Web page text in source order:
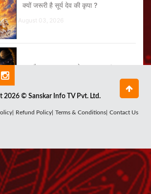
क्यों जरूरी है सूर्य देव की कृपा ?
August 03, 2026
क्या है राहु ग्रह का सबसे बड़ा रहस्य ?
शनि देव का पूजन क्यों है जरूरी ?
July 25, 2026
2026 © Sanskar Info TV Pvt. Ltd.
Refund Policy| Terms & Conditions| Contact Us